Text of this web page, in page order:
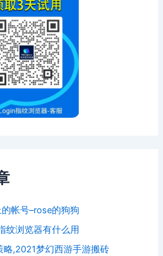
帐号–rose的狗狗
纹浏览器有什么用
,2021梦幻西游手游搬砖